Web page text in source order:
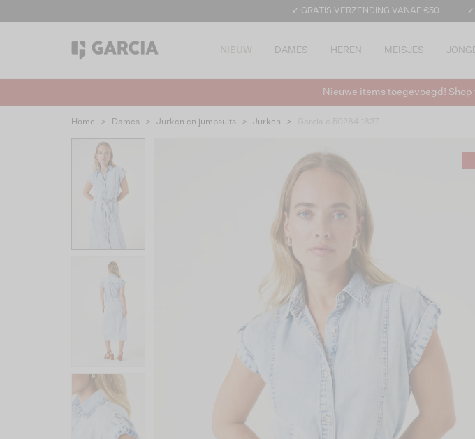
✓ GRATIS VERZENDING VANAF €50 ✓
NIEUW DAMES HEREN MEISJES
Nieuwe items toegevoegd!
Home > Dames > Jurken en jumpsuits > Jurken >